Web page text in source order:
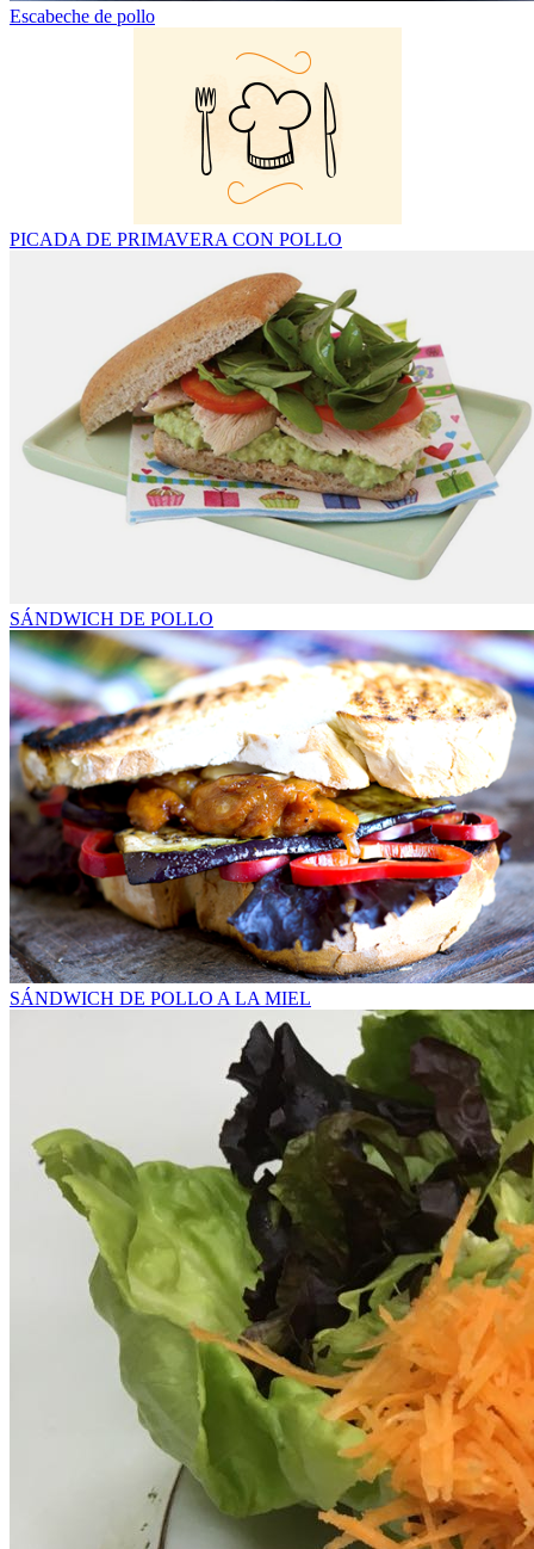
Escabeche de pollo
PICADA DE PRIMAVERA CON POLLO
SÁNDWICH DE POLLO
SÁNDWICH DE POLLO A LA MIEL